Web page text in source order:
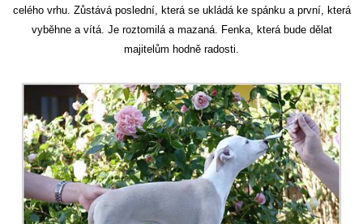
celého vrhu. Zůstává poslední, která se ukládá ke spánku a první, která
vyběhne a vítá. Je roztomilá a mazaná. Fenka, která bude dělat
majitelům hodně radosti.